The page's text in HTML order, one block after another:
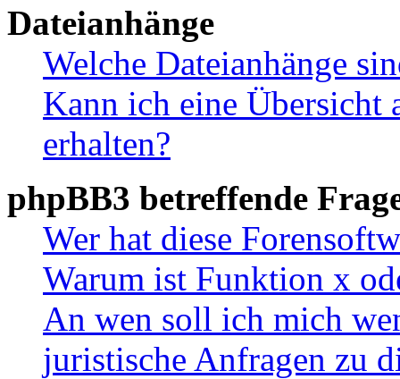
Dateianhänge
Welche Dateianhänge
Kann ich eine Übersicht
erhalten?
phpBB3 betreffende
Wer hat diese
Warum ist Funktion x
An wen soll ich mich
juristische Anfragen zu